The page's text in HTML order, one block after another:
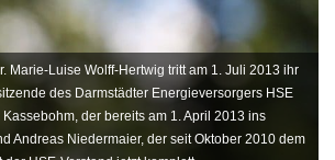
Marie-Luise Wolff-Hertwig tritt am 1. Juli 2013 ihr
des Darmstädter Energieversorgers HSE
Kassebohm, der bereits am 1. April 2013 ins
Andreas Niedermaier, der seit Oktober 2010 dem